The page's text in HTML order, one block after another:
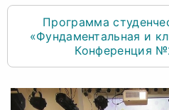
Программа
«Фундаментальная и
Конференция